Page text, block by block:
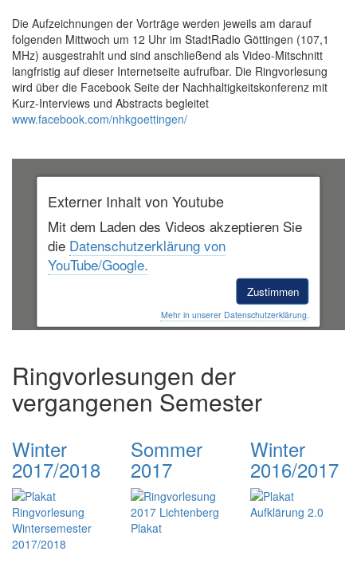
Die Aufzeichnungen der Vorträge werden jeweils am darauf
folgenden Mittwoch um 12 Uhr im StadtRadio Göttingen (107,1
MHz) ausgestrahlt und sind anschließend als Video-Mitschnitt
langfristig auf dieser Internetseite aufrufbar. Die Ringvorlesung
wird über die Facebook Seite der Nachhaltigkeitskonferenz mit
Kurz-Interviews und Abstracts begleitet
www.facebook.com/nhkgoettingen/
Externer Inhalt von Youtube
Mit dem Laden des Videos akzeptieren Sie
die Datenschutzerklärung von
YouTube/Google.
Zustimmen
Mehr in unserer Datenschutzerklärung.
Ringvorlesungen der
vergangenen Semester
Winter
2017/2018
Sommer
2017
Winter
2016/2017